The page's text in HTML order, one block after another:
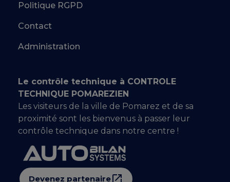
Politique RGPD
Contact
Administration
Le contrôle technique à CONTROLE
TECHNIQUE POMAREZIEN
Les visiteurs de la ville de Pomarez et de sa
proximité sont les bienvenus à passer leur
contrôle technique dans notre centre !
Devenez partenaire